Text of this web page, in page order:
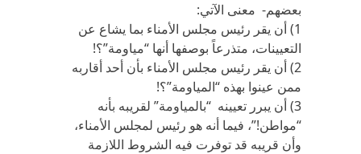
بعضهم- معنى الآتي:
1) أن يقر رئيس مجلس الأمناء بما يشاع عن
التعيينات، متذرعاً بوصفها أنها “مياومة”؟!
2) أن يقر رئيس مجلس الأمناء بأن أحد أقاربه
ممن عينوا بهذه “المياومة”؟!
3) أن يبرر تعيينه “بالمياومة” لقريبه بأنه
“مواطن!”، فيما أنه هو رئيس لمجلس الأمناء،
وأن قريبه قد توفرت فيه الشروط اللازمة